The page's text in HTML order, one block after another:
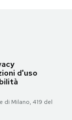
d'uso
di Milano, 419 del